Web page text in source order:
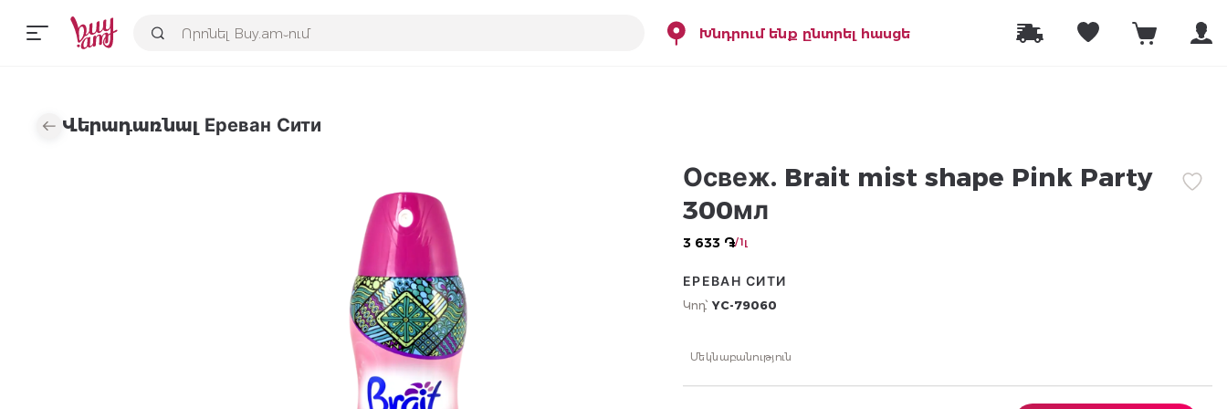
Խնդրում ենք ընտրել հասցե
Վերադառնալ Ереван Сити
Освеж. Brait mist shape Pink Party
300мл
3 633 ֏/ 1լ
ЕРЕВАН СИТИ
Կոդ՝ YC-79060
Մեկնաբանություն